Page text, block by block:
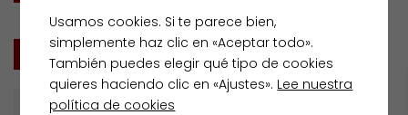
VENTA
Buscar por
Usamos cookies. Si te parece bien,
simplemente haz clic en «Aceptar todo».
También puedes elegir qué tipo de cookies
quieres haciendo clic en «Ajustes». Lee nuestra
política de cookies